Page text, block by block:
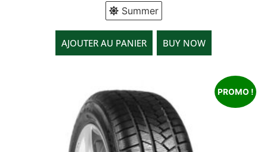
Summer
AJOUTER AU PANIER BUY NOW
PROMO !